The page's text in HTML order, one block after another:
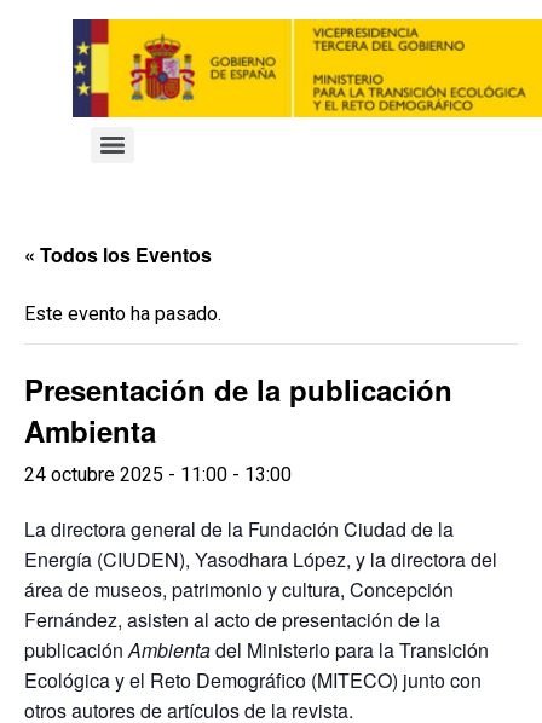
« Todos los Eventos
Este evento ha pasado.
Presentación de la publicación
Ambienta
24 octubre 2025 - 11:00 - 13:00
La directora general de la Fundación Ciudad de la
Energía (CIUDEN), Yasodhara López, y la directora del
área de museos, patrimonio y cultura, Concepción
Fernández, asisten al acto de presentación de la
publicaciónAmbientadel Ministerio para la Transición
Ecológica y el Reto Demográfico (MITECO) junto con
otros autores de artículos de la revista.